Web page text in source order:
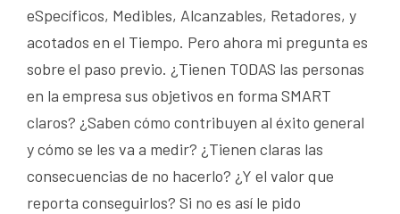
eSpecíficos, Medibles, Alcanzables, Retadores, y
acotados en el Tiempo. Pero ahora mi pregunta es
sobre el paso previo. ¿Tienen TODAS las personas
en la empresa sus objetivos en forma SMART
claros? ¿Saben cómo contribuyen al éxito general
y cómo se les va a medir? ¿Tienen claras las
consecuencias de no hacerlo? ¿Y el valor que
reporta conseguirlos? Si no es así le pido